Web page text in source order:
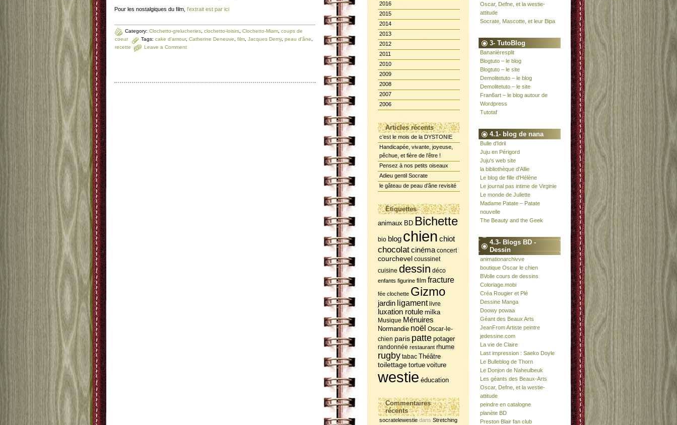
Pour les nostalgiques du film, l’extrait est par ici
Category: Clochetto-grelucheries clochetto-loisirs Clochetto-Miam coups de
coeur
Tags: cake d'amour, Catherine Deneuve film Jacques Demy, peau d'âne
recette
Leave a Comment
2016
2015
2014
2013
2012
2011
2010
2009
2008
2007
2006
Articles récents
c’est le mois de la DYSTONIE
Handicapée, vivante, joyeuse,
pêchue, et fière de l’être !
Pensez à nos petits oiseaux
Adieu gentil Socrate
le gâteau de peau d’âne revisité
Étiquettes
animaux BD Bichette
bio blog chien chiot
chocolatcinéma concert
courchevel coussinet
cuisine dessin déco
enfants figurine film fracture
fée clochette Gizmo
jardin ligament livre
luxation rotule milka
Musique Ménuires
Normandie noël Oscar-le-
chien paris patte potager
randonnée restaurant rhume
rugby tabac Théâtre
toilettage tortue voiture
westie éducation
Commentaires
récents
socratelewestie dans Stretching
Oscar, Defne, et la westie-
attitude
Socrate, Mascotte, et leur Bipa
3- TutoBlog
Bananièresplit
Blogtuto – le blog
Blogtuto – le site
Demolitetuto – le blog
Demolitetuto – le site
Fran6art – le blog autour de
Wordpress
Tutotaf
4.1- blog de nana
Bulle d'Idril
Juju en Périgord
Juju's web site
la bibliothèque d'Allie
Le blog de fille d'Hélène
Le journal pas intime de Virginie
Le monde de Juliette
Madame Patate – Patate
nouvelle
The Beauty and the Geek
4.3- Blogs BD -
Dessin
animationarchivve
boutique Oscar le chien
BVolle cours de dessins
Coloriage.mobi
Créa Rougier et Plé
Dessine Manga
Doowy powaa
Géant des Beaux Arts
JeanFrom Artiste peintre
jedessine.com
La vie de Claire
Last impression : Saeko Doyle
Le Bulleblog de Thorn
Le Donjon de Naheulbeuk
Les géants des Beaux-Arts
Oscar, Defne, et la westie-
attitude
peindre en catalogne
planète BD
Preston Blair fan club